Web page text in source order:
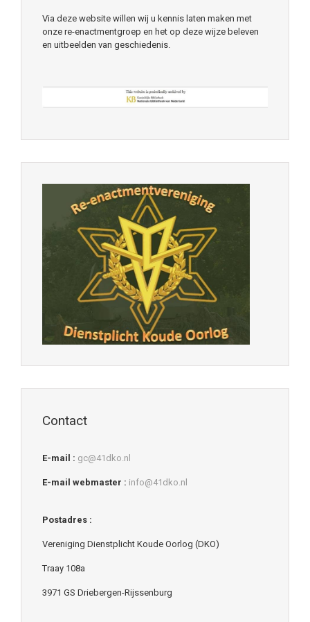
Via deze website willen wij u kennis laten maken met
onze re-enactmentgroep en het op deze wijze beleven
en uitbeelden van geschiedenis.
Contact
E-mail : gc@41dko.nl
E-mail webmaster : info@41dko.nl
Postadres :
Vereniging Dienstplicht Koude Oorlog (DKO)
Traay 108a
3971 GS Driebergen-Rijssenburg